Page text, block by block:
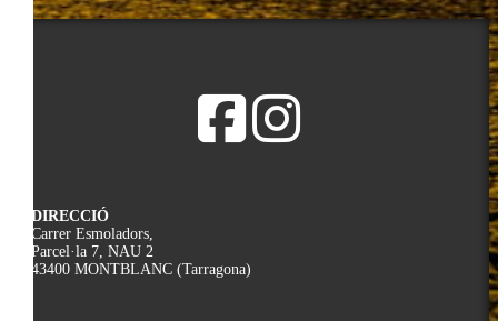
DIRECCIÓ
Carrer Esmoladors,
Parcel·la 7, NAU 2
43400 MONTBLANC (Tarragona)